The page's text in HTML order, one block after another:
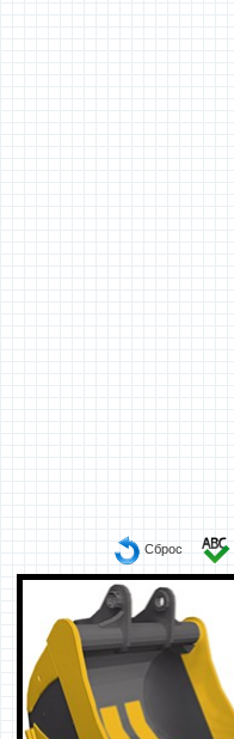
Сброс